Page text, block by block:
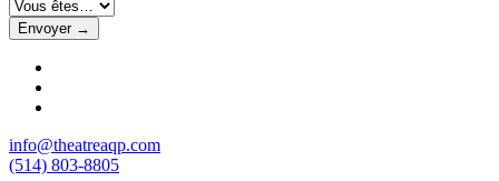
Envoyer →
info@theatreaqp.com
(514) 803-8805